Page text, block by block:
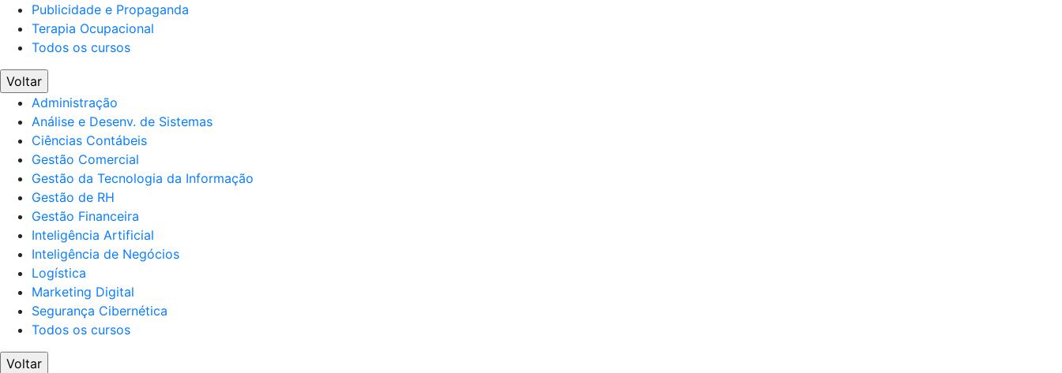
Publicidade e Propaganda
Terapia Ocupacional
Todos os cursos
Voltar
Administração
Análise e Desenv. de Sistemas
Ciências Contábeis
Gestão Comercial
Gestão da Tecnologia da Informação
Gestão de RH
Gestão Financeira
Inteligência Artificial
Inteligência de Negócios
Logística
Marketing Digital
Segurança Cibernética
Todos os cursos
Voltar